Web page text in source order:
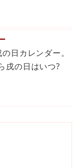
日カレンダー。
戌の日はいつ?